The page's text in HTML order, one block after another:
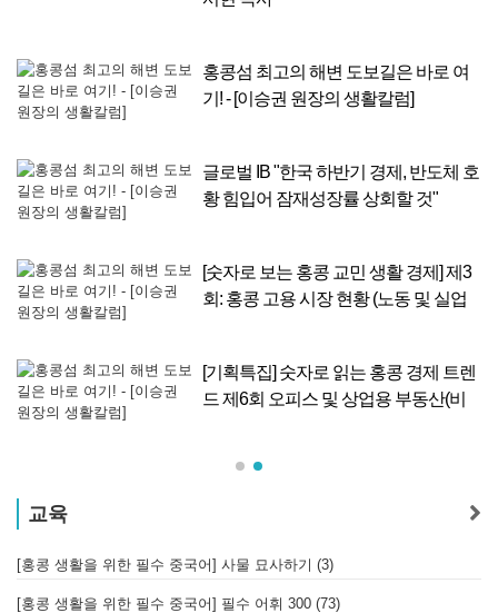
홍콩섬 최고의 해변 도보길은 바로 여
기! - [이승권 원장의 생활칼럼]
글로벌 IB "한국 하반기 경제, 반도체 호
황 힘입어 잠재성장률 상회할 것"
[숫자로 보는 홍콩 교민 생활 경제] 제3
회: 홍콩 고용 시장 현황 (노동 및 실업
[기획특집] 숫자로 읽는 홍콩 경제 트렌
드 제6회 오피스 및 상업용 부동산(비
교육
[홍콩 생활을 위한 필수 중국어] 사물 묘사하기 (3)
[홍콩 생활을 위한 필수 중국어] 필수 어휘 300 (73)